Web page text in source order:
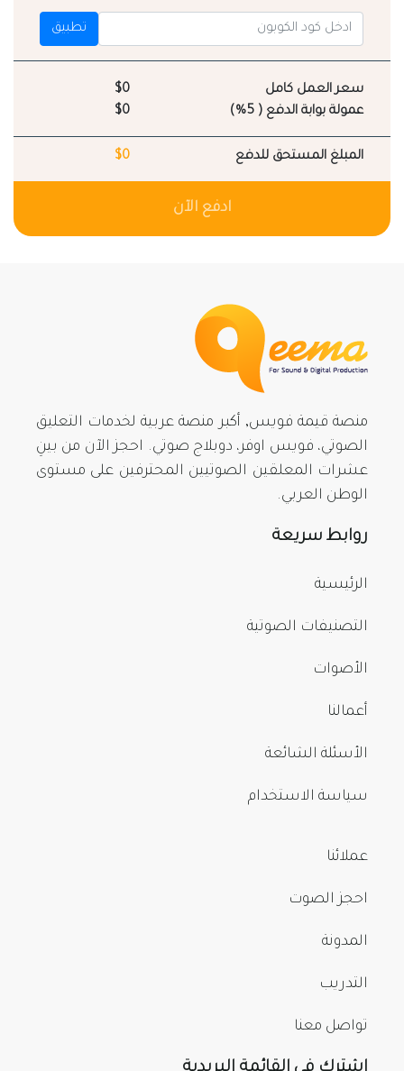
تطبيق
سعر العمل كامل
$0
عمولة بوابة الدفع ( 5%)
$0
المبلغ المستحق للدفع $0
ادفع الآن
منصة قيمة فويس, أكبر منصة عربية لخدمات التعليق
الصوتي، فويس اوفر، دوبلاج صوتي. احجز الآن من بينِ
عشرات المعلقين الصوتيين المحترفين على مستوى
الوطن العربي.
روابط سريعة
الرئيسية
التصنيفات الصوتية
الأصوات
أعمالنا
الأسئلة الشائعة
سياسة الاستخدام
عملائنا
احجز الصوت
المدونة
التدريب
تواصل معنا